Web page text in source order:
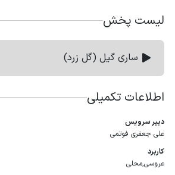
لیست پخش
ساری گیل (گل زرد)
اطلاعات تکمیلی
دبیر سرویس
علی جعفری فوتمی
کاربرد
عروسی,محلی